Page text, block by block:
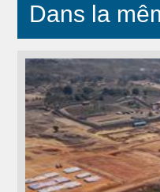
Dans la